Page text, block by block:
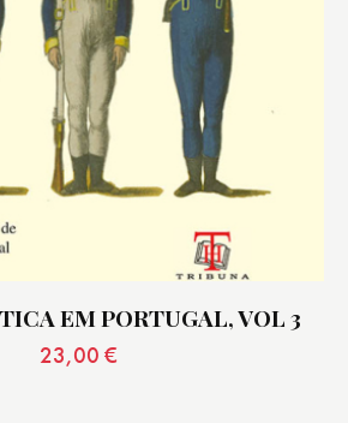
EM PORTUGAL, VOL 3
23,00 €